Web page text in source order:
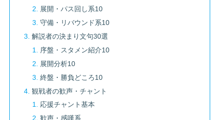
展開・パス回し系10
守備・リバウンド系10
解説者の決まり文句30選
序盤・スタメン紹介10
展開分析10
終盤・勝負どころ10
観戦者の歓声・チャント
応援チャント基本
歓声・感嘆系